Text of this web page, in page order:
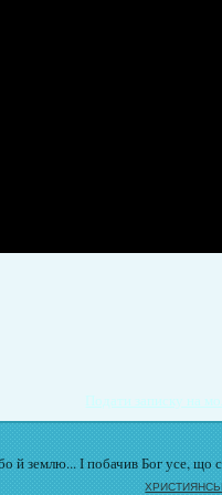
Подати записку на
й землю... І побачив Бог усе,